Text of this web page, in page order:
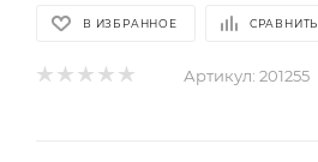
В ИЗБРАННОЕ СРАВНИТЬ
Артикул: 201255